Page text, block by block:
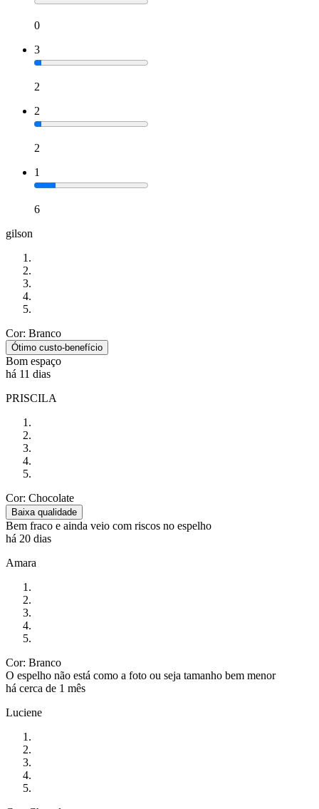
0
3
2
2
2
1
6
gilson
Cor: Branco
Ótimo custo-benefício
Bom espaço
há 11 dias
PRISCILA
Cor: Chocolate
Baixa qualidade
Bem fraco e ainda veio com riscos no espelho
há 20 dias
Amara
Cor: Branco
O espelho não está como a foto ou seja tamanho bem menor
há cerca de 1 mês
Luciene